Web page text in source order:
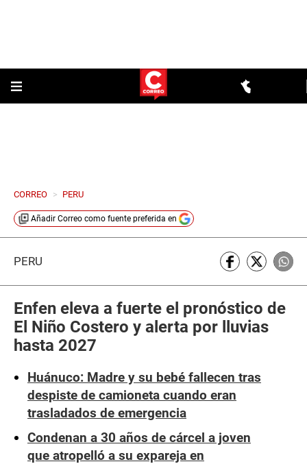
CORREO > PERU
Añadir Correo como fuente preferida en
PERÚ
Enfen eleva a fuerte el pronóstico de
El Niño Costero y alerta por lluvias
hasta 2027
Huánuco: Madre y su bebé fallecen tras
despiste de camioneta cuando eran
trasladados de emergencia
Condenan a 30 años de cárcel a joven
que atropelló a su expareja en